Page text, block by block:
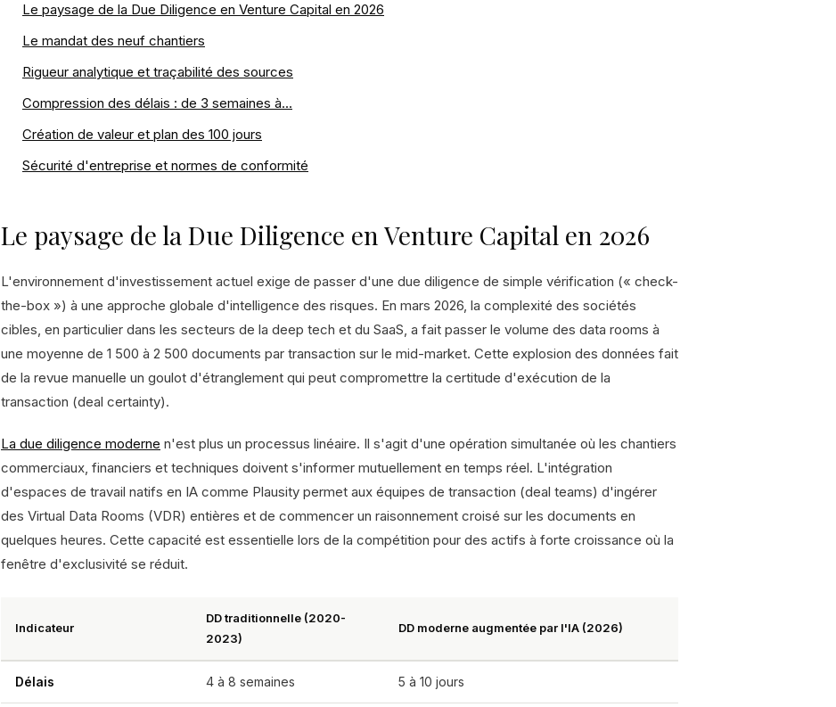
Le paysage de la Due Diligence en Venture Capital en 2026
Le mandat des neuf chantiers
Rigueur analytique et traçabilité des sources
Compression des délais : de 3 semaines à...
Création de valeur et plan des 100 jours
Sécurité d'entreprise et normes de conformité
Le paysage de la Due Diligence en Venture Capital en 2026
L'environnement d'investissement actuel exige de passer d'une due diligence de simple vérification (« check-
the-box ») à une approche globale d'intelligence des risques. En mars 2026, la complexité des sociétés
cibles, en particulier dans les secteurs de la deep tech et du SaaS, a fait passer le volume des data rooms à
une moyenne de 1 500 à 2 500 documents par transaction sur le mid-market. Cette explosion des données fait
de la revue manuelle un goulot d'étranglement qui peut compromettre la certitude d'exécution de la
transaction (deal certainty).
La due diligence moderne n'est plus un processus linéaire. Il s'agit d'une opération simultanée où les chantiers
commerciaux, financiers et techniques doivent s'informer mutuellement en temps réel. L'intégration
d'espaces de travail natifs en IA comme Plausity permet aux équipes de transaction (deal teams) d'ingérer
des Virtual Data Rooms (VDR) entières et de commencer un raisonnement croisé sur les documents en
quelques heures. Cette capacité est essentielle lors de la compétition pour des actifs à forte croissance où la
fenêtre d'exclusivité se réduit.
Indicateur
DD traditionnelle (2020-
2023)
DD moderne augmentée par l'IA (2026)
Délais 4 à 8 semaines 5 à 10 jours